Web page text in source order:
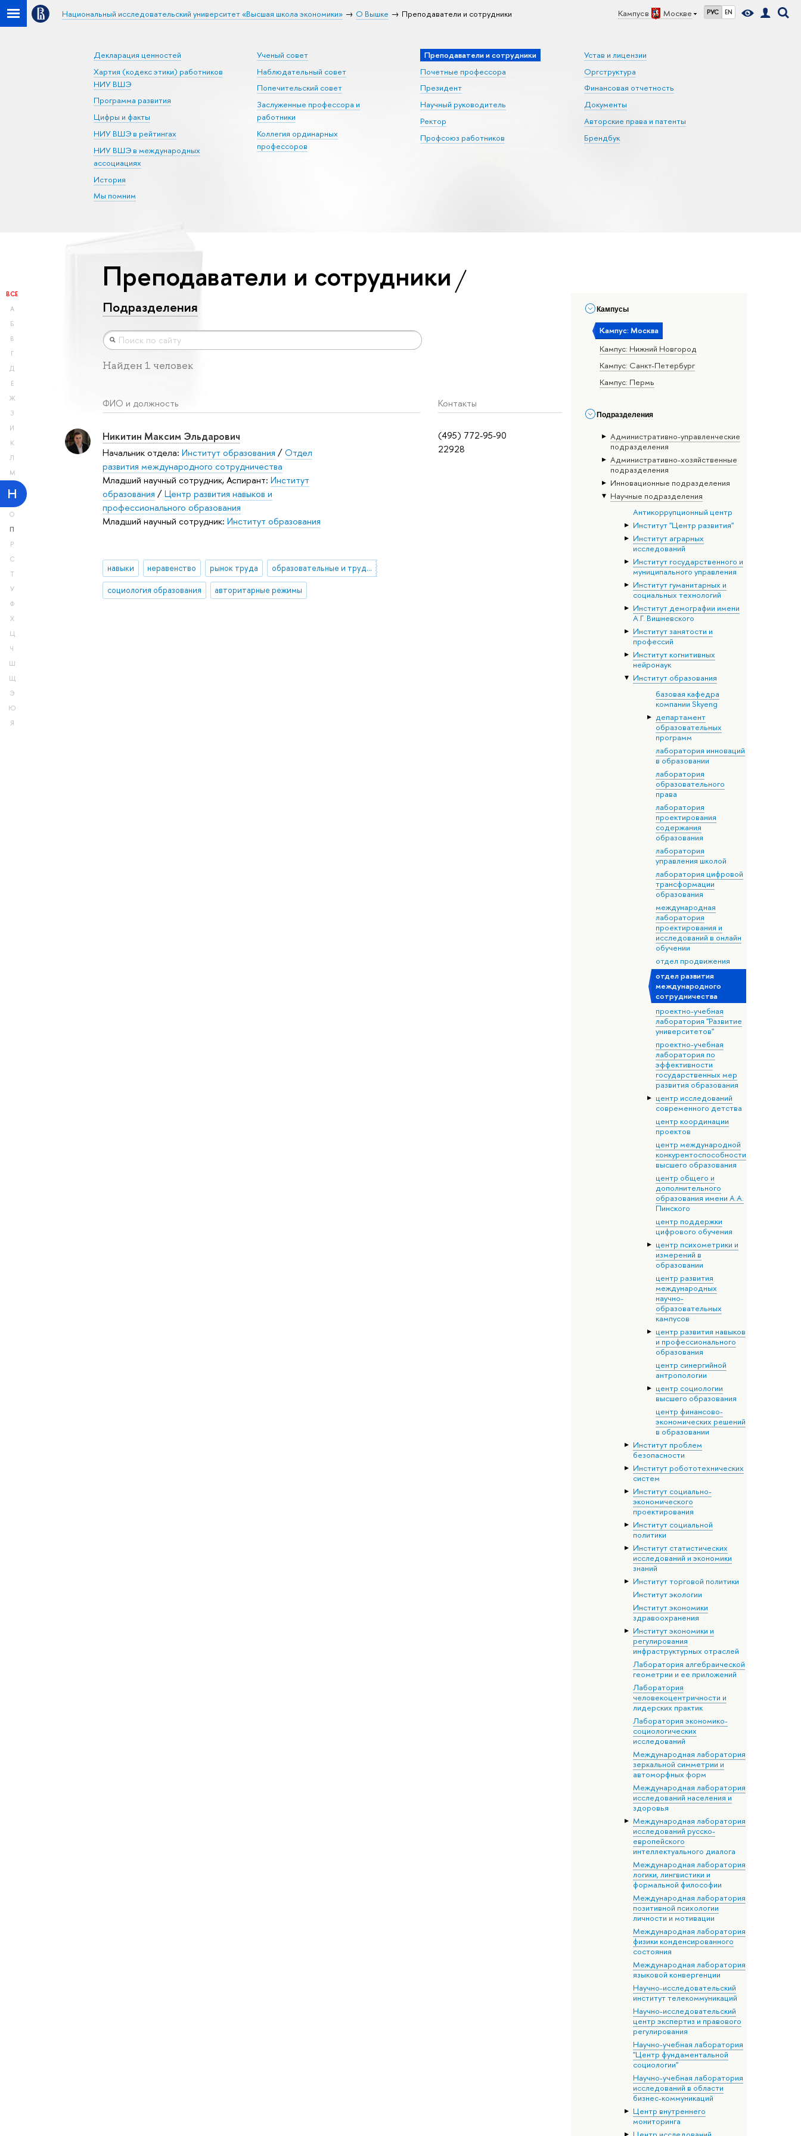
Кампус в Москве РУС EN
Национальный исследовательский университет «Высшая школа экономики» О Вышке Преподаватели и сотрудники
Декларация ценностей
Хартия (кодекс этики) работников
НИУ ВШЭ
Программа развития
Цифры и факты
НИУ ВШЭ в рейтингах
НИУ ВШЭ в международных
ассоциациях
История
Мы помним
Ученый совет
Наблюдательный совет
Попечительский совет
Заслуженные профессора и
работники
Коллегия ординарных
профессоров
Преподаватели и сотрудники
Почетные профессора
Президент
Научный руководитель
Ректор
Профсоюз работников
Устав и лицензии
Оргструктура
Финансовая отчетность
Документы
Авторские права и патенты
Брендбук
ВСЕ
А
Б
В
Г
Д
Е
Ж
З
И
К
Л
М
Н
О
П
Р
С
Т
У
Ф
Х
Ц
Ч
Ш
Щ
Э
Ю
Я
Кампусы
Кампус: Москва
Кампус: Нижний Новгород
Кампус: Санкт-Петербург
Кампус: Пермь
Подразделения
Административно-управленческие
подразделения
Административно-хозяйственные
подразделения
Инновационные подразделения
Научные подразделения
Антикоррупционный центр
Институт "Центр развития"
Институт аграрных
исследований
Институт государственного и
муниципального управления
Институт гуманитарных и
социальных технологий
Институт демографии имени
А.Г. Вишневского
Институт занятости и
профессий
Институт когнитивных
нейронаук
Институт образования
базовая кафедра
компании Skyeng
департамент
образовательных
программ
лаборатория инноваций
в образовании
лаборатория
образовательного
права
лаборатория
проектирования
содержания
образования
лаборатория
управления школой
лаборатория цифровой
трансформации
образования
международная
лаборатория
проектирования и
исследований в онлайн
обучении
отдел продвижения
отдел развития
международного
сотрудничества
проектно-учебная
лаборатория "Развитие
университетов"
проектно-учебная
лаборатория по
эффективности
государственных мер
развития образования
центр исследований
современного детства
центр координации
проектов
центр международной
конкурентоспособности
высшего образования
центр общего и
дополнительного
образования имени А.А.
Пинского
центр поддержки
цифрового обучения
центр психометрики и
измерений в
образовании
центр развития
международных
научно-
образовательных
кампусов
центр развития навыков
и профессионального
образования
центр синергийной
антропологии
центр социологии
высшего образования
центр финансово-
экономических решений
в образовании
Институт проблем
безопасности
Институт робототехнических
систем
Институт социально-
экономического
проектирования
Институт социальной
политики
Институт статистических
исследований и экономики
знаний
Институт торговой политики
Институт экологии
Институт экономики
здравоохранения
Институт экономики и
регулирования
инфраструктурных отраслей
Лаборатория алгебраической
геометрии и ее приложений
Лаборатория
человекоцентричности и
лидерских практик
Лаборатория экономико-
социологических
исследований
Международная лаборатория
зеркальной симметрии и
автоморфных форм
Международная лаборатория
исследований населения и
здоровья
Международная лаборатория
исследований русско-
европейского
интеллектуального диалога
Международная лаборатория
логики, лингвистики и
формальной философии
Международная лаборатория
позитивной психологии
личности и мотивации
Международная лаборатория
физики конденсированного
состояния
Международная лаборатория
языковой конвергенции
Научно-исследовательский
институт телекоммуникаций
Научно-исследовательский
центр экспертиз и правового
регулирования
Научно-учебная лаборатория
"Центр фундаментальной
социологии"
Научно-учебная лаборатория
исследований в области
бизнес-коммуникаций
Центр внутреннего
мониторинга
Преподаватели и сотрудники
Подразделения
Найден 1 человек
ФИО и должность Контакты
(495) 772-95-90
22928
Никитин Максим Эльдарович
Начальник отдела: Институт образования /Отдел
развития международного сотрудничества
Младший научный сотрудник, Аспирант: Институт
образования /Центр развития навыков и
профессионального образования
Младший научный сотрудник: Институт образования
навыки неравенство рынок труда образовательные и трудовые траектории
социология образования авторитарные режимы